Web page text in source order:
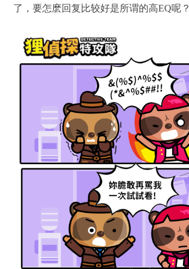
了，要怎麽回复比较好是所谓的高EQ呢？